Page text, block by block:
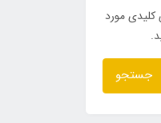
مورد
جستجو